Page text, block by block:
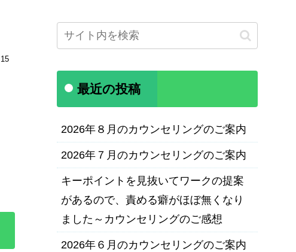
最近の投稿
2026年８月のカウンセリングのご案内
2026年７月のカウンセリングのご案内
キーポイントを見抜いてワークの提案
があるので、責める癖がほぼ無くなり
ました～カウンセリングのご感想
2026年６月のカウンセリングのご案内